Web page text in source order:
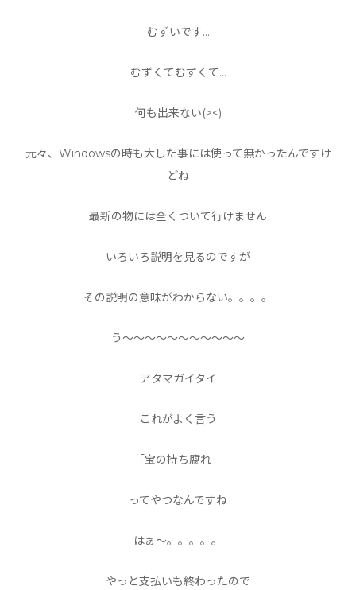
むずいです…
むずくてむずくて…
何も出来ない(><)
元々、Windowsの時も大した事には使って無かったんですけ
どね
最新の物には全くついて行けません
いろいろ説明を見るのですが
その説明の意味がわからない。。。。
う〜〜〜〜〜〜〜〜〜〜〜
アタマガイタイ
これがよく言う
「宝の持ち腐れ」
ってやつなんですね
はぁ〜。。。。。
やっと支払いも終わったので